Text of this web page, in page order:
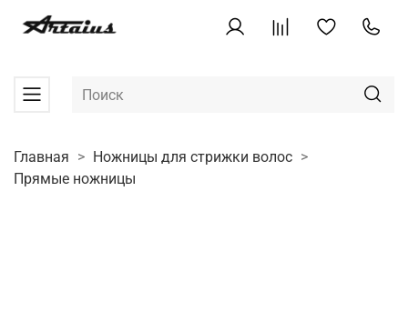
Главная
Ножницы для стрижки волос
Прямые ножницы